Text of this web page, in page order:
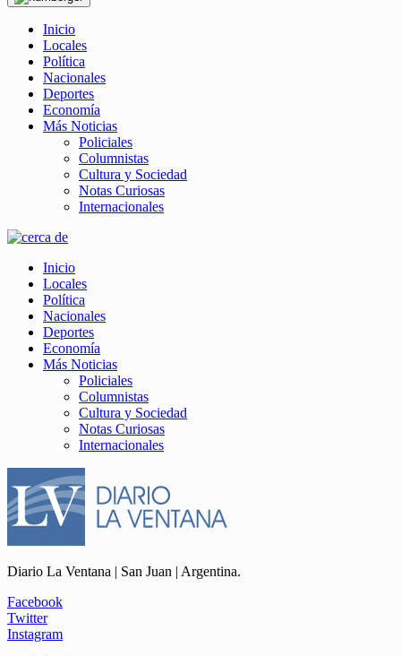
Inicio
Locales
Política
Nacionales
Deportes
Economía
Más Noticias
Policiales
Columnistas
Cultura y Sociedad
Notas Curiosas
Internacionales
Inicio
Locales
Política
Nacionales
Deportes
Economía
Más Noticias
Policiales
Columnistas
Cultura y Sociedad
Notas Curiosas
Internacionales
Diario La Ventana | San Juan | Argentina.
Facebook
Twitter
Instagram